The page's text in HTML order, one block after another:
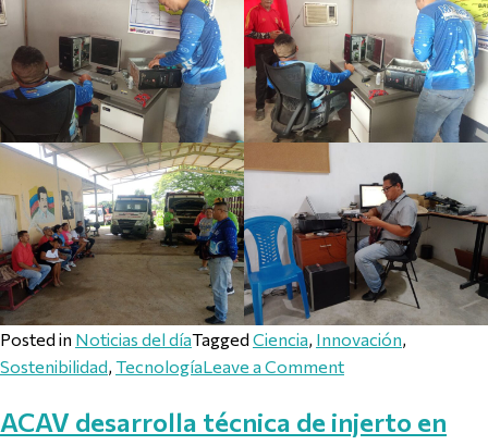
Posted in Noticias del díaTagged Ciencia, Innovación,
Sostenibilidad, TecnologíaLeave a Commenton Plan Cayapa
ACAV desarrolla técnica de injerto en